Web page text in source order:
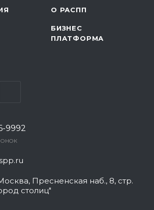
О РАСПП
БИЗНЕС
ПЛАТФОРМА
9992
Москва, Пресненская наб., 8, стр.
столиц"